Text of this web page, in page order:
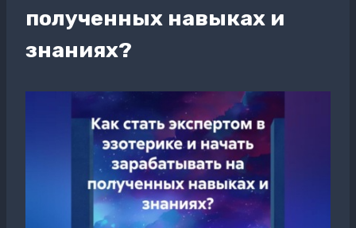
полученных навыках и
знаниях?